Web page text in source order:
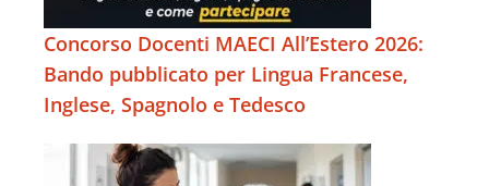
Concorso Docenti MAECI All’Estero 2026:
Bando pubblicato per Lingua Francese,
Inglese, Spagnolo e Tedesco